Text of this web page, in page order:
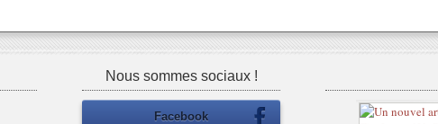
Nous sommes sociaux !
Facebook